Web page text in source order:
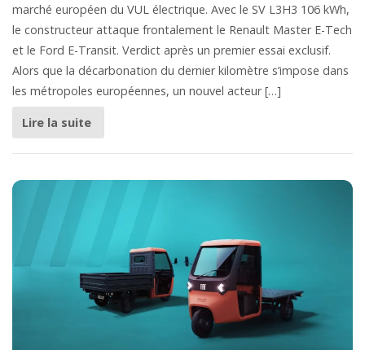
marché européen du VUL électrique. Avec le SV L3H3 106 kWh,
le constructeur attaque frontalement le Renault Master E-Tech
et le Ford E-Transit. Verdict après un premier essai exclusif.
Alors que la décarbonation du dernier kilomètre s’impose dans
les métropoles européennes, un nouvel acteur […]
Lire la suite